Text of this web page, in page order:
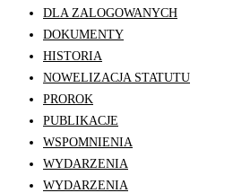
DLA ZALOGOWANYCH
DOKUMENTY
HISTORIA
NOWELIZACJA STATUTU
PROROK
PUBLIKACJE
WSPOMNIENIA
WYDARZENIA
WYDARZENIA